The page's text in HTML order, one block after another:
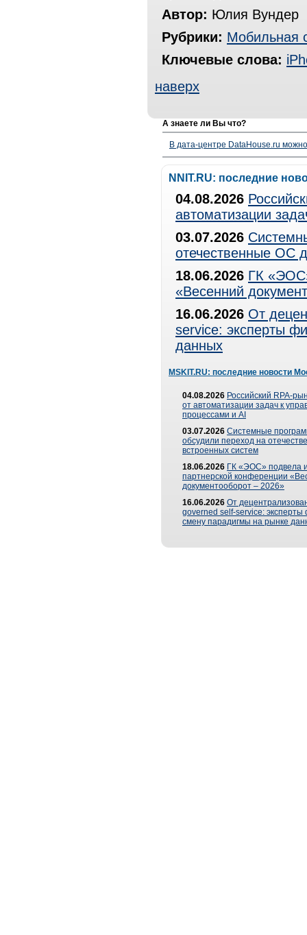
Автор: Юлия Вундер
Рубрики: Мобильная
Ключевые слова:
наверх
А знаете ли Вы что?
В дата-центре DataHouse.ru
NNIT.RU: последние
04.08.2026
автоматизации
03.07.2026
отечественные ОС
18.06.2026 ГК
«Весенний
16.06.2026 От
service: эксперты
данных
MSKIT.RU: последние новости
04.08.2026 Российский RPA-
от автоматизации задач к
процессами и AI
03.07.2026 Системные
обсудили переход на
встроенных систем
18.06.2026 ГК «ЭОС» подвела
партнерской конференции
документооборот – 2026»
16.06.2026 От
governed self-service: эксперты
смену парадигмы на рынке